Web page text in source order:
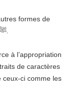
formes de
Souvenirs (azkar). Cela est également vrai pour le Coran et les Prières sur le Prophète ﷺ.
à l’appropriation
de caractères
ceux-ci comme les